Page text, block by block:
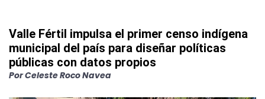
Valle Fértil impulsa el primer censo indígena
municipal del país para diseñar políticas
públicas con datos propios
PorCeleste Roco Navea